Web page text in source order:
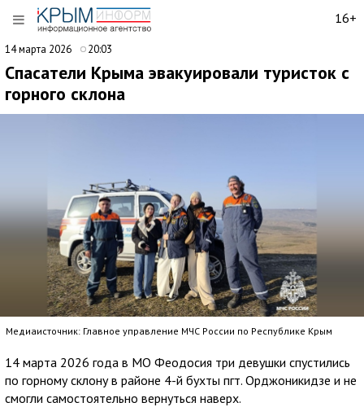
16+
14 марта 2026 20:03
Спасатели Крыма эвакуировали туристок с
горного склона
Медиаисточник: Главное управление МЧС России по Республике Крым
14 марта 2026 года в МО Феодосия три девушки спустились
по горному склону в районе 4-й бухты пгт. Орджоникидзе и не
смогли самостоятельно вернуться наверх.